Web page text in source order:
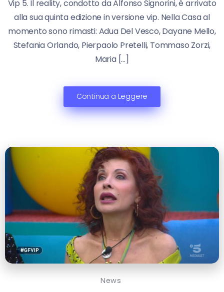
Vip 5. Il reality, condotto da Alfonso Signorini, è arrivato
alla sua quinta edizione in versione vip. Nella Casa al
momento sono rimasti: Adua Del Vesco, Dayane Mello,
Stefania Orlando, Pierpaolo Pretelli, Tommaso Zorzi,
Maria […]
Continua a Leggere
News